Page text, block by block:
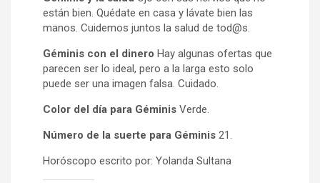
están bien. Quédate en casa y lávate bien las
manos. Cuidemos juntos la salud de tod@s.
Géminis con el dinero Hay algunas ofertas que
parecen ser lo ideal, pero a la larga esto solo
puede ser una imagen falsa. Cuidado.
Color del día para Géminis Verde.
Número de la suerte para Géminis 21.
Horóscopo escrito por: Yolanda Sultana